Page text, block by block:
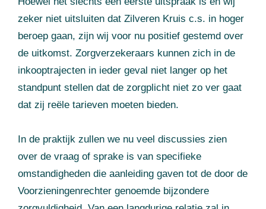
zeker niet uitsluiten dat Zilveren Kruis c.s. in hoger
beroep gaan, zijn wij voor nu positief gestemd over
de uitkomst. Zorgverzekeraars kunnen zich in de
inkooptrajecten in ieder geval niet langer op het
standpunt stellen dat de zorgplicht niet zo ver gaat
dat zij reële tarieven moeten bieden.
In de praktijk zullen we nu veel discussies zien
over de vraag of sprake is van specifieke
omstandigheden die aanleiding gaven tot de door de
Voorzieningenrechter genoemde bijzondere